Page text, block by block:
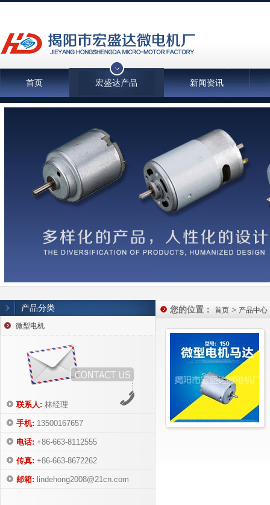
首页 宏盛达产品 新闻资讯
产品分类
微型电机
联系人: 林经理
手机: 13500167657
电话: +86-663-8112555
传真: +86-663-8672262
邮箱: lindehong2008@21cn.com
您的位置： 首页 > 产品中心
150